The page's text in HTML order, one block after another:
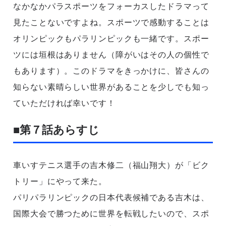
なかなかパラスポーツをフォーカスしたドラマって
見たことないですよね。スポーツで感動することは
オリンピックもパラリンピックも一緒です。スポー
ツには垣根はありません（障がいはその人の個性で
もあります）。このドラマをきっかけに、皆さんの
知らない素晴らしい世界があることを少しでも知っ
ていただければ幸いです！
■第７話あらすじ
車いすテニス選手の吉木修二（福山翔大）が「ビク
トリー」にやって来た。
パリパラリンピックの日本代表候補である吉木は、
国際大会で勝つために世界を転戦したいので、スポ